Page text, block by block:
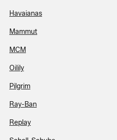
Havaianas
Mammut
MCM
Oilily
Pilgrim
Ray-Ban
Replay